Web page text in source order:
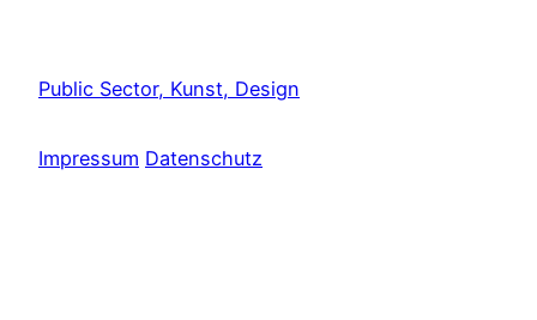
Public Sector, Kunst, Design
Impressum Datenschutz